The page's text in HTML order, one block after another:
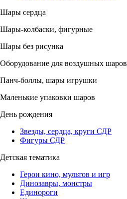
Шары сердца
Шары-колбаски, фигурные
Шары без рисунка
Оборудование для воздушных шаров
Панч-боллы, шары игрушки
Маленькие упаковки шаров
День рождения
Звезды, сердца, круги СДР
Фигуры СДР
Детская тематика
Герои кино, мультов и игр
Динозавры, монстры
Единороги